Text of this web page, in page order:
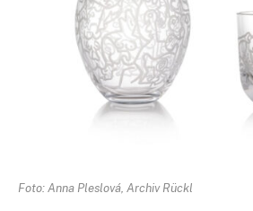
Foto: Anna Pleslová, Archiv Rückl